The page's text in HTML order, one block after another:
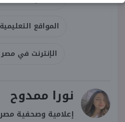
المواقع
الإنترنت في مصر 2026
نورا ممدوح
إعلامية وصحفية